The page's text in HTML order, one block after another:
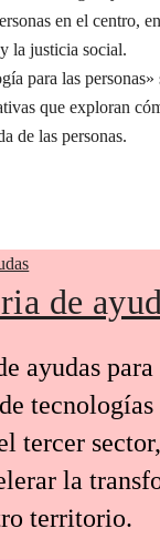
en el centro,
la justicia social.
para las
que exploran
de las personas.
de
ayudas
tecnologías
tercer
la
territorio.